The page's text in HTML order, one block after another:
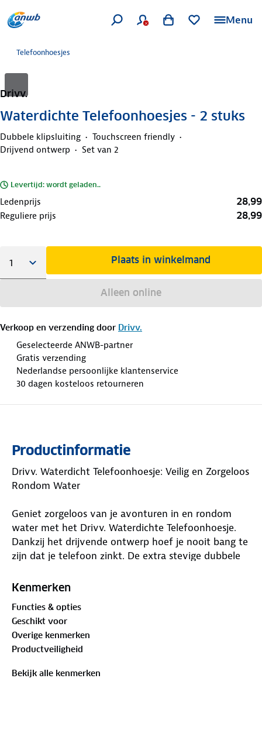
Menu
Telefoonhoesjes
Drivv.
Waterdichte Telefoonhoesjes - 2 stuks
Dubbele klipsluiting
Touchscreen friendly
Drijvend ontwerp
Set van 2
Levertijd: wordt geladen..
Ledenprijs 28,99
Reguliere prijs 28,99
Plaats in winkelmand
Alleen online
Verkoop en verzending door Drivv.
Geselecteerde ANWB-partner
Gratis verzending
Nederlandse persoonlijke klantenservice
30 dagen kosteloos retourneren
Productinformatie
Drivv. Waterdicht Telefoonhoesje: Veilig en Zorgeloos
Rondom Water
Geniet zorgeloos van je avonturen in en rondom
water met het Drivv. Waterdichte Telefoonhoesje.
Dankzij het drijvende ontwerp hoef je nooit bang te
zijn dat je telefoon zinkt. De extra stevige dubbele
met volledige touchscreen en Face ID functionaliteit
Waarom kiezen voor het Drivv. Waterdichte
Telefoonhoesje?
✔ Set van 2 stuks
Kenmerken
Functies & opties
Geschikt voor
Overige kenmerken
Productveiligheid
Bekijk alle kenmerken